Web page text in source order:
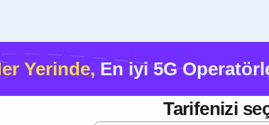
Yerinde, En iyi 5G
Tarifenizi